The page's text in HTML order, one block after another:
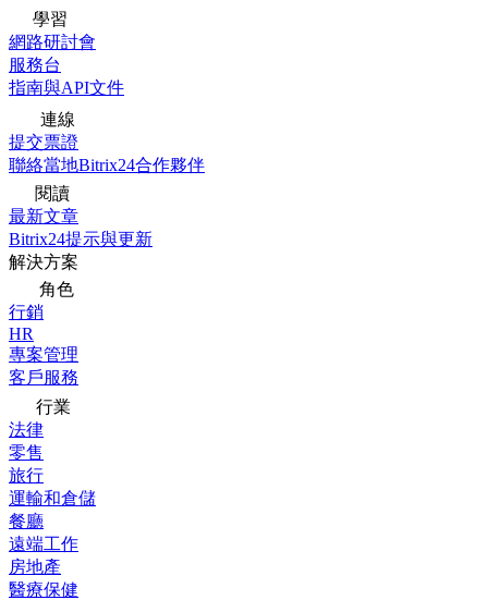
學習
網路研討會
服務台
指南與API文件
連線
提交票證
聯絡當地Bitrix24合作夥伴
閱讀
最新文章
Bitrix24提示與更新
解決方案
角色
行銷
HR
專案管理
客戶服務
行業
法律
零售
旅行
運輸和倉儲
餐廳
遠端工作
房地產
醫療保健